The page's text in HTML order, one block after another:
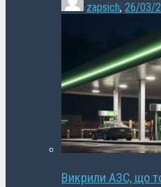
zapsich, 26/03/
Викрили АЗС, що